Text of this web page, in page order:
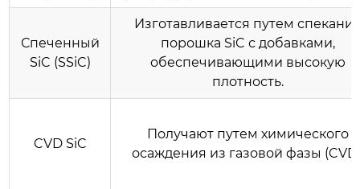
Спеченный
SiC (SSiC)
Изготавливается путем
порошка SiC с добавками,
обеспечивающими высокую
плотность.
CVD SiC
Получают путем химического
осаждения из газовой фазы